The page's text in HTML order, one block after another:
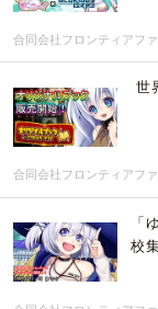
合同会社フロンティアフ
世
合同会社フロンティアフ
「
校